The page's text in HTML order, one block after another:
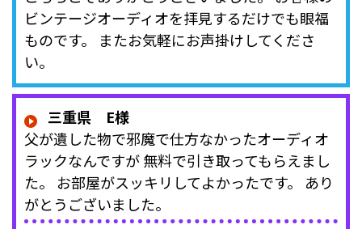
ビンテージオーディオを拝見するだけでも眼福
ものです。 またお気軽にお声掛けしてくださ
い。
三重県 E様
父が遺した物で邪魔で仕方なかったオーディオ
ラックなんですが 無料で引き取ってもらえまし
た。 お部屋がスッキリしてよかったです。 あり
がとうございました。